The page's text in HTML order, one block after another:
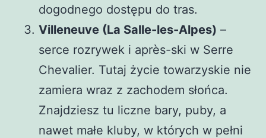
dogodnego dostępu do tras.
Villeneuve (La Salle-les-Alpes) –
serce rozrywek i après-ski w Serre
Chevalier. Tutaj życie towarzyskie nie
zamiera wraz z zachodem słońca.
Znajdziesz tu liczne bary, puby, a
nawet małe kluby, w których w pełni